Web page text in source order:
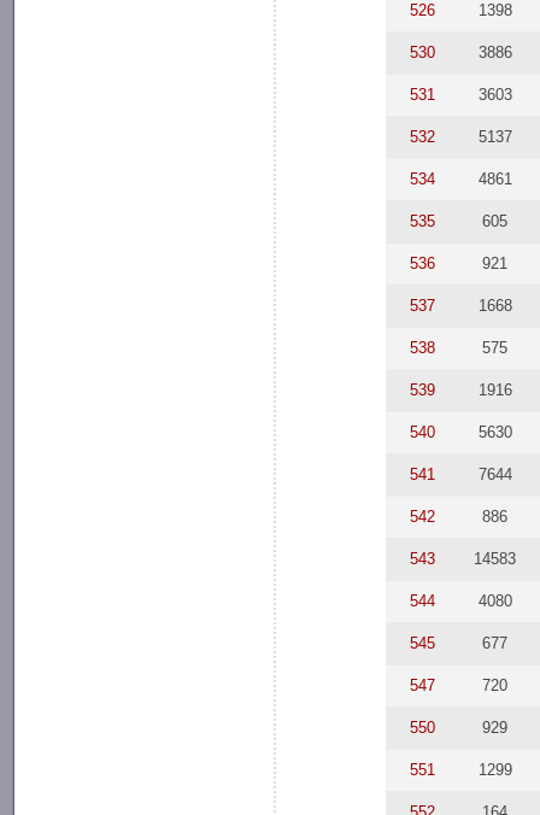
526 1398
530 3886
531 3603
532 5137
534 4861
535 605
536 921
537 1668
538 575
539 1916
540 5630
541 7644
542 886
543 14583
544 4080
545 677
547 720
550 929
551 1299